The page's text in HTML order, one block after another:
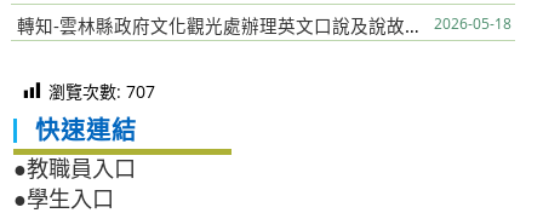
轉知-雲林縣政府文化觀光處辦理英文口說及說故事系列活動 2026-05-18
瀏覽次數: 707
快速連結
●教職員入口
●學生入口